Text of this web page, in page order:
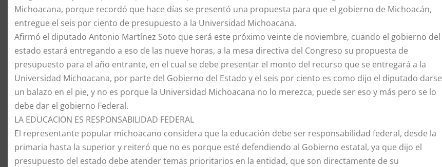
Michoacana, porque recordó que hace días se presentó una propuesta para que el gobierno de Michoacán,
entregue el seis por ciento de presupuesto a la Universidad Michoacana.
​Afirmó el diputado Antonio Martínez Soto que será este próximo veinte de noviembre, cuando el gobierno del
estado estará entregando a eso de las nueve horas, a la mesa directiva del Congreso su propuesta de
presupuesto para el año entrante, en el cual se debe presentar el monto del recurso que se entregará a la
Universidad Michoacana, por parte del Gobierno del Estado y el seis por ciento es como dijo el diputado darse
un balazo en el pie, y no es porque la Universidad Michoacana no lo merezca, puede ser eso y más pero se lo
debe dar el gobierno Federal.
​LA EDUCACION ES RESPONSABILIDAD FEDERAL
​El representante popular michoacano considera que la educación debe ser responsabilidad federal, desde la
primaria hasta la superior y reiteró que no es porque esté defendiendo al Gobierno estatal, ya que dijo el
presupuesto del estado debe atender temas prioritarios en la entidad, que son directamente de su